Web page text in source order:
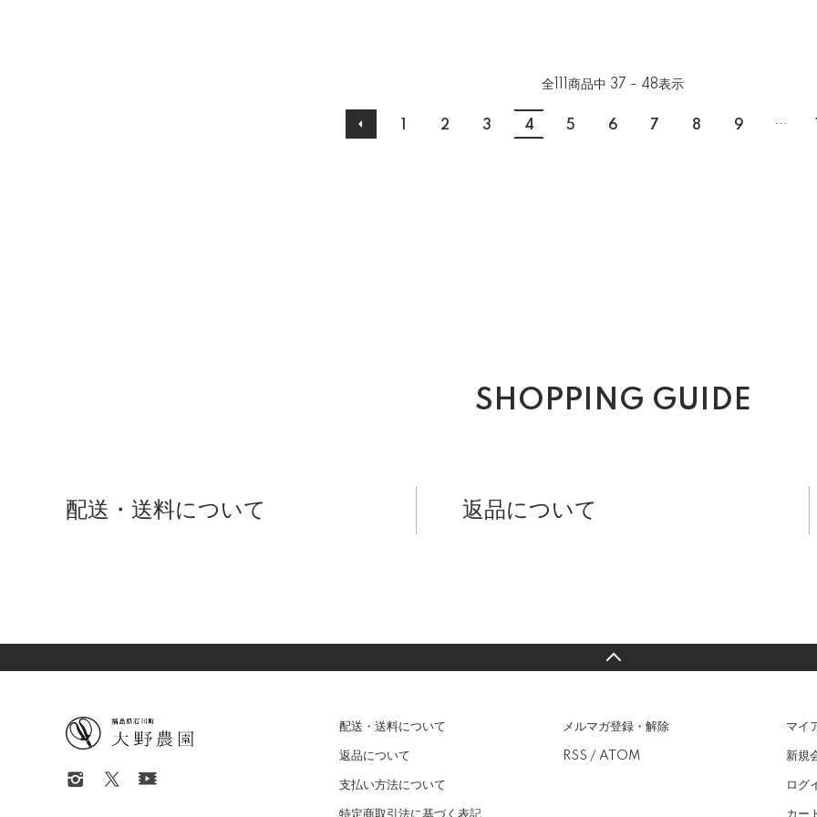
全 商品中 37 - 48表示
2 3 4 5 6 7 8 9 ...
SHOPPING GUIDE
配送・送料について 返品について
配送・送料について
返品について
支払い方法について
特定商取引法に基づく表記
メルマガ登録・解除
RSS / ATOM
マイ
新規
ログ
カー